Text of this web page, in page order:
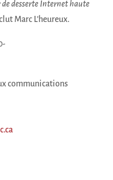
de desserte Internet haute
Marc L’heureux.
communications